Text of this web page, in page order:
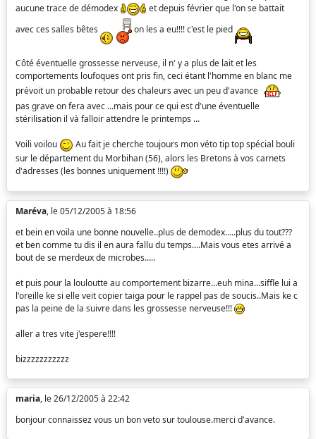
aucune trace de démodex
et depuis février que l'on se battait
avec ces salles bêtes
on les a eu!!!! c'est le pied
Côté éventuelle grossesse nerveuse, il n' y a plus de lait et les
comportements loufoques ont pris fin, ceci étant l'homme en blanc me
prévoit un probable retour des chaleurs avec un peu d'avance
pas grave on fera avec ...mais pour ce qui est d'une éventuelle
stérilisation il và falloir attendre le printemps ...
Voili voilou
Au fait je cherche toujours mon véto tip top spécial bouli
sur le département du Morbihan (56), alors les Bretons à vos carnets
d'adresses (les bonnes uniquement !!!!)
Maréva, le 05/12/2005 à 18:56
et bein en voila une bonne nouvelle..plus de demodex.....plus du tout???
et ben comme tu dis il en aura fallu du temps....Mais vous etes arrivé a
bout de se merdeux de microbes.....
et puis pour la louloutte au comportement bizarre...euh mina...siffle lui a
l'oreille ke si elle veit copier taiga pour le rappel pas de soucis..Mais ke c
pas la peine de la suivre dans les grossesse nerveuse!!!
aller a tres vite j'espere!!!!
bizzzzzzzzzzz
maria, le 26/12/2005 à 22:42
bonjour connaissez vous un bon veto sur toulouse.merci d'avance.